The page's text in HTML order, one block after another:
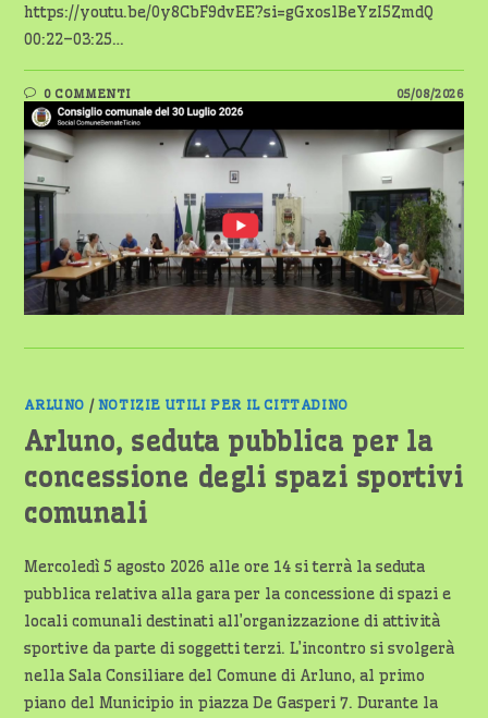
https://youtu.be/0y8CbF9dvEE?si=gGxoslBeYzI5ZmdQ
00:22–03:25…
0 COMMENTI 05/08/2026
ARLUNO / NOTIZIE UTILI PER IL CITTADINO
Arluno, seduta pubblica per la
concessione degli spazi sportivi
comunali
Mercoledì 5 agosto 2026 alle ore 14 si terrà la seduta
pubblica relativa alla gara per la concessione di spazi e
locali comunali destinati all’organizzazione di attività
sportive da parte di soggetti terzi. L’incontro si svolgerà
nella Sala Consiliare del Comune di Arluno, al primo
piano del Municipio in piazza De Gasperi 7. Durante la